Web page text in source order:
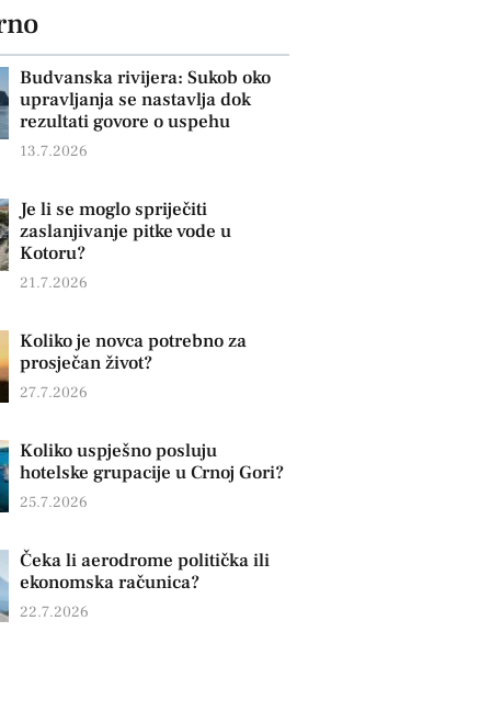
Budvanska rivijera: Sukob oko
upravljanja se nastavlja dok
rezultati govore o uspehu
13.7.2026
Je li se moglo spriječiti
zaslanjivanje pitke vode u
Kotoru?
21.7.2026
Koliko je novca potrebno za
prosječan život?
27.7.2026
Koliko uspješno posluju
hotelske grupacije u Crnoj Gori?
25.7.2026
Čeka li aerodrome politička ili
ekonomska računica?
22.7.2026